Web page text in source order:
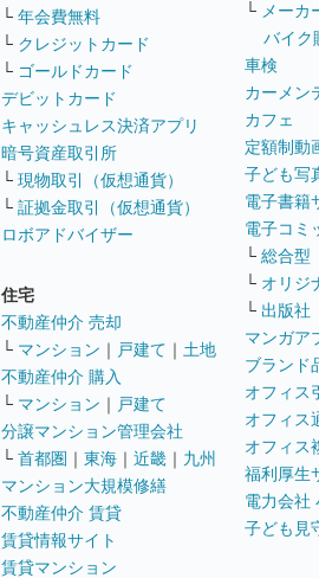
└ 年会費無料
└ クレジットカード
└ ゴールドカード
デビットカード
キャッシュレス決済アプリ
暗号資産取引所
└ 現物取引（仮想通貨）
└ 証拠金取引（仮想通貨）
ロボアドバイザー
住宅
不動産仲介 売却
└ マンション ｜ 戸建て ｜ 土地
不動産仲介 購入
└ マンション ｜ 戸建て
分譲マンション管理会社
└ 首都圏 ｜ 東海 ｜ 近畿 ｜ 九州
マンション大規模修繕
不動産仲介 賃貸
賃貸情報サイト
賃貸マンション
└ メーカ
バイク
車検
カーメン
カフェ
定額制動
子ども写
電子書籍
電子コミ
└ 総合型
└ オリジ
└ 出版社
マンガア
ブランド
オフィス
オフィス
オフィス
福利厚生
電力会社
子ども見